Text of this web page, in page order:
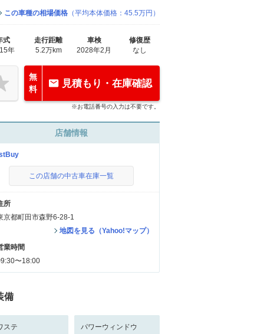
この車種の相場価格 （平均本体価格：45.5万円）
式
年
走行距離
5.2万km
車検
2028年2月
修復歴
なし
無
料
見積もり・在庫確認
※お電話番号の入力は不要です。
店舗情報
この店舗の中古車在庫一覧
所
京都町田市森野6-28-1
地図を見る（Yahoo!マップ）
業時間
〜18:00
備
ステ パワーウィンドウ